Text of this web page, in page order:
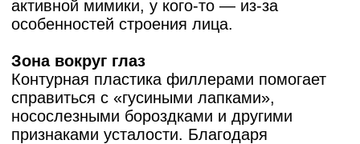
Известный препарат:Sculptra, Aestefill
Минеральное вещество, которое тоже
стимулирует коллагеногенез. Филлеры на
его основе подходят для морщин и складок
разной глубины и выраженных возрастных
изменений. Обеспечивают немедленное
восполнение объёма с пролонгированным
эффектом омоложения.